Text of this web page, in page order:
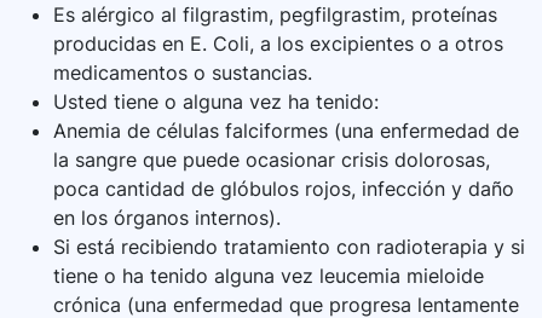
Es alérgico al filgrastim, pegfilgrastim, proteínas
producidas en E. Coli, a los excipientes o a otros
medicamentos o sustancias.
Usted tiene o alguna vez ha tenido:
Anemia de células falciformes (una enfermedad de
la sangre que puede ocasionar crisis dolorosas,
poca cantidad de glóbulos rojos, infección y daño
en los órganos internos).
Si está recibiendo tratamiento con radioterapia y si
tiene o ha tenido alguna vez leucemia mieloide
crónica (una enfermedad que progresa lentamente